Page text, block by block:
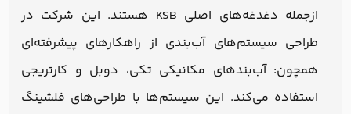
ازجمله دغدغه‌های اصلی KSB هستند. این شرکت در
طراحی سیستم‌های آب‌بندی از راهکارهای پیشرفته‌ای
همچون: آب‌بندهای مکانیکی تکی، دوبل و کارتریجی
استفاده می‌کند. این سیستم‌ها با طراحی‌های فلشینگ